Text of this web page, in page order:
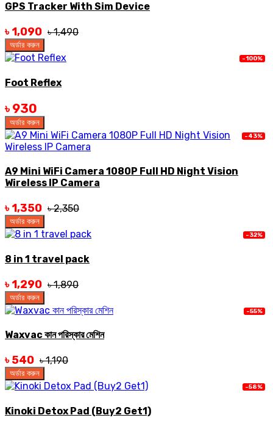
GPS Tracker With Sim Device
৳ 1,090 ৳ 1,490
অর্ডার করুন
-100%
Foot Reflex
৳ 930
অর্ডার করুন
-43%
A9 Mini WiFi Camera 1080P Full HD Night Vision
Wireless IP Camera
৳ 1,350 ৳ 2,350
অর্ডার করুন
-32%
8 in 1 travel pack
৳ 1,290 ৳ 1,890
অর্ডার করুন
-55%
Waxvac কান পরিস্কার মেশিন
৳ 540 ৳ 1,190
অর্ডার করুন
-58%
Kinoki Detox Pad (Buy2 Get1)